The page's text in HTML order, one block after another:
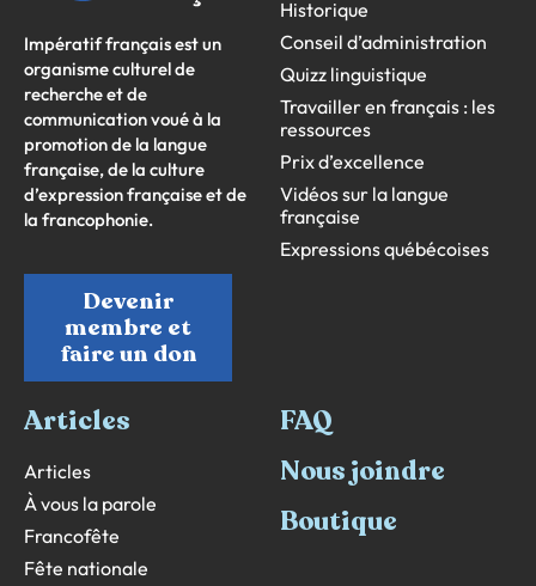
Impératif français est un
organisme culturel de
recherche et de
communication voué à la
promotion de la langue
française, de la culture
d’expression française et de
la francophonie.
Devenir
membre et
faire un don
Historique
Conseil d’administration
Quizz linguistique
Travailler en français : les
ressources
Prix d’excellence
Vidéos sur la langue
française
Expressions québécoises
Articles
Articles
À vous la parole
Francofête
Fête nationale
FAQ
Nous joindre
Boutique